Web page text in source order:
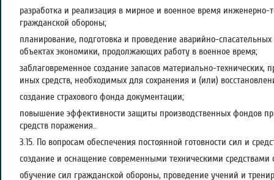
разработка и реализация в мирное и военное время инженерно-
гражданской обороны;
планирование, подготовка и проведение аварийно-
объектах экономики, продолжающих работу в военное время;
заблаговременное создание запасов материально-технических,
иных средств, необходимых для сохранения и (или)
создание страхового фонда документации;
повышение эффективности защиты производственных фондов
средств поражения..
3.15. По вопросам обеспечения постоянной готовности сил и
создание и оснащение современными техническими средствами
обучение сил гражданской обороны, проведение учений и